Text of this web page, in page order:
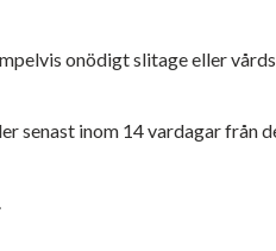
onödigt slitage eller
inom 14 vardagar från